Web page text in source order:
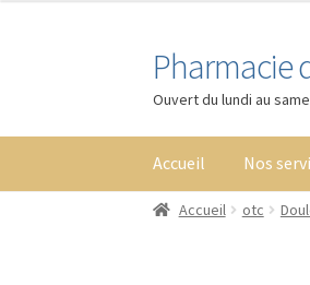
Aller
à
la
navigation
Aller
au
contenu
Pharmacie
Ouvert du lundi au
Accueil Nos
AccueilBoutique Cart
Accueil otc